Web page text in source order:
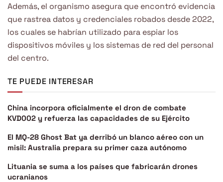
Además, el organismo asegura que encontró evidencia
que rastrea datos y credenciales robados desde 2022,
los cuales se habrían utilizado para espiar los
dispositivos móviles y los sistemas de red del personal
del centro.
TE PUEDE INTERESAR
China incorpora oficialmente el dron de combate
KVD002 y refuerza las capacidades de su Ejército
El MQ-28 Ghost Bat ya derribó un blanco aéreo con un
misil: Australia prepara su primer caza autónomo
Lituania se suma a los países que fabricarán drones
ucranianos